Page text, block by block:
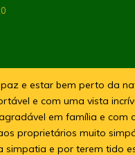
e estar bem perto da
e com uma vista
em família e com
proprietários muito
simpatia e por terem tido